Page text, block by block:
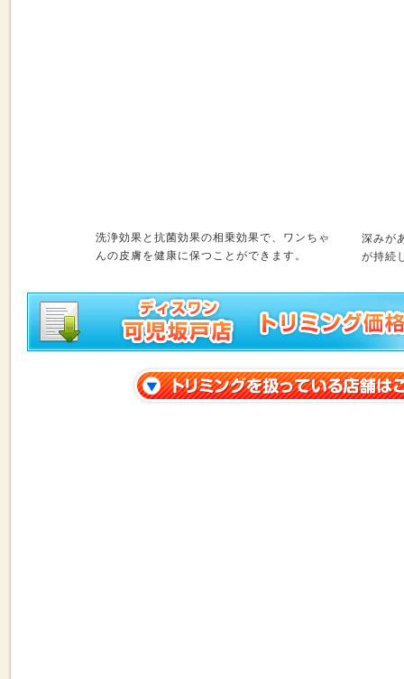
洗浄効果と抗菌効果の相乗効果で、ワンちゃ
んの皮膚を健康に保つことができます。
深みが
が持続